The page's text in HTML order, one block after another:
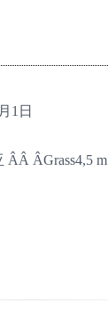
1日
ÂÂ ÂGrass4,5 m